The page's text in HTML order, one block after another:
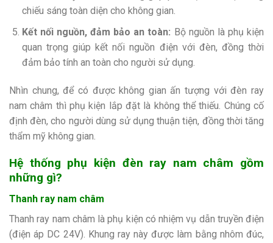
chiếu sáng toàn diện cho không gian.
Kết nối nguồn, đảm bảo an toàn: Bộ nguồn là phụ kiện
quan trọng giúp kết nối nguồn điện với đèn, đồng thời
đảm bảo tính an toàn cho người sử dụng.
Nhìn chung, để có được không gian ấn tượng với đèn ray
nam châm thì phụ kiện lắp đặt là không thể thiếu. Chúng cố
định đèn, cho người dùng sử dụng thuận tiện, đồng thời tăng
thẩm mỹ không gian.
Hệ thống phụ kiện đèn ray nam châm gồm
những gì?
Thanh ray nam châm
Thanh ray nam châm là phụ kiện có nhiệm vụ dẫn truyền điện
(điện áp DC 24V). Khung ray này được làm bằng nhôm đúc,